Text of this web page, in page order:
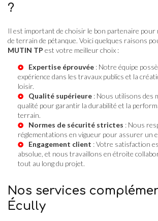
?
Il est important de choisir le bon partenaire
de terrain de pétanque. Voici quelques raisons
MUTIN TP est votre meilleur choix :
Expertise éprouvée : Notre équipe
expérience dans les travaux publics et la
loisir.
Qualité supérieure : Nous utilisons des
qualité pour garantir la durabilité et la
terrain.
Normes de sécurité strictes : Nous
réglementations en vigueur pour assurer un
Engagement client : Votre satisfaction
absolue, et nous travaillons en étroite
tout au long du projet.
Nos services
Écully